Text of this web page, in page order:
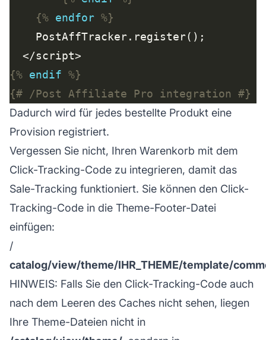
{% endfor %}
{% endif %}
{# /Post Affiliate Pro integration #}
Dadurch wird für jedes bestellte Produkt eine
Provision registriert.
Vergessen Sie nicht, Ihren Warenkorb mit dem
Click-Tracking-Code zu integrieren, damit das
Sale-Tracking funktioniert. Sie können den Click-
Tracking-Code in die Theme-Footer-Datei
einfügen:
/
catalog/view/theme/IHR_THEME/template/
HINWEIS: Falls Sie den Click-Tracking-Code auch
nach dem Leeren des Caches nicht sehen, liegen
Ihre Theme-Dateien nicht in